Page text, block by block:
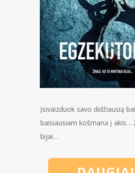
Įsivaizduok savo didžiausią
baisiausiam košmarui į akis…
bijai…